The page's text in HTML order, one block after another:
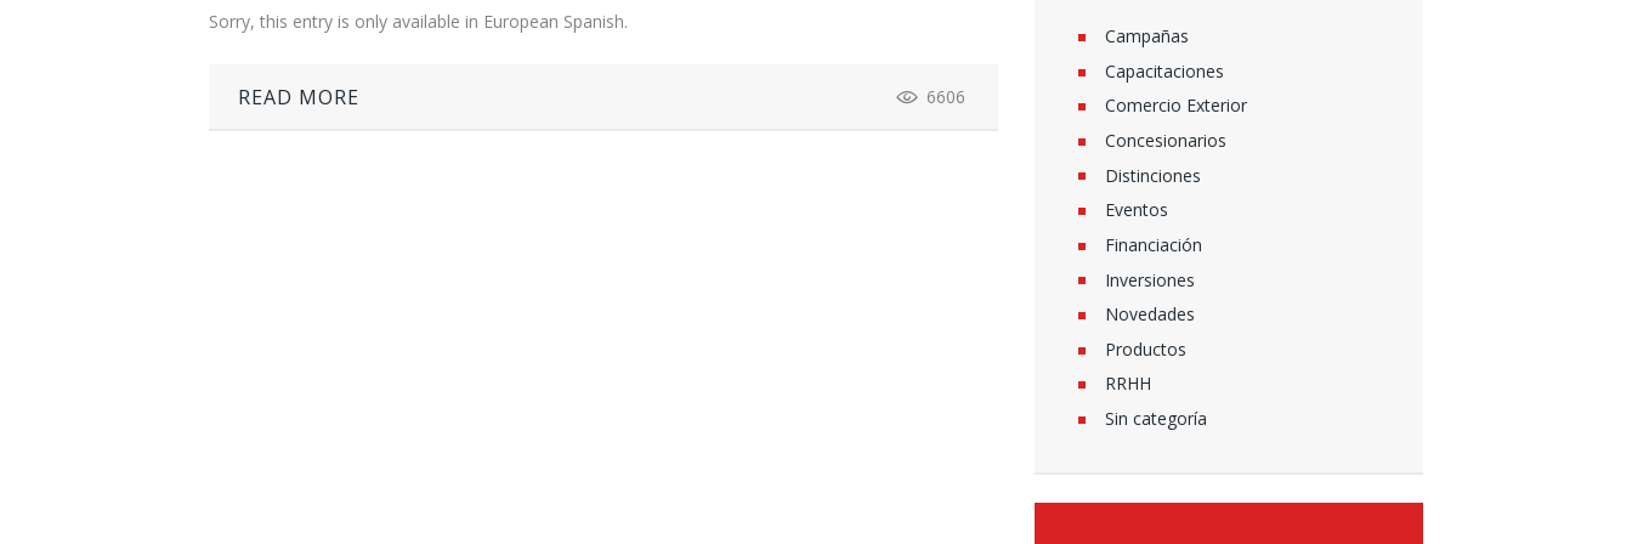
Sorry, this entry is only available in European Spanish.
READ MORE 6606
Campañas
Capacitaciones
Comercio Exterior
Concesionarios
Distinciones
Eventos
Financiación
Inversiones
Novedades
Productos
RRHH
Sin categoría